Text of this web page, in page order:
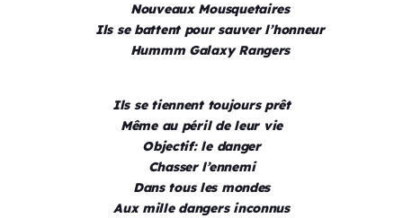
Nouveaux Mousquetaires
Ils se battent pour sauver l’honneur
Hummm Galaxy Rangers
Ils se tiennent toujours prêt
Même au péril de leur vie
Objectif: le danger
Chasser l’ennemi
Dans tous les mondes
Aux mille dangers inconnus